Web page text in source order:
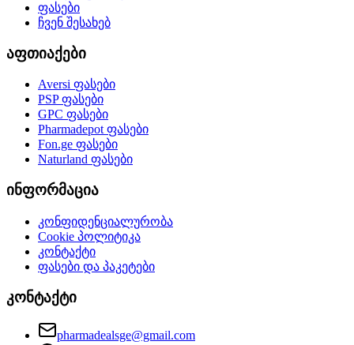
ფასები
ჩვენ შესახებ
აფთიაქები
Aversi ფასები
PSPფასები
GPC ფასები
Pharmadepotფასები
Fon.ge ფასები
Naturland ფასები
ინფორმაცია
კონფიდენციალურობა
Cookie პოლიტიკა
კონტაქტი
ფასები და პაკეტები
კონტაქტი
pharmadealsge@gmail.com